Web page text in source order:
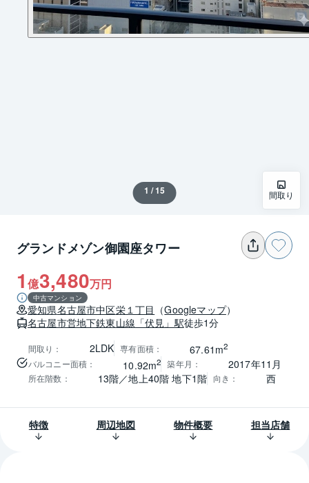
1 / 15 間取り
グランドメゾン御園座タワー
1億3,480万円
中古マンション
愛知県名古屋市中区栄１丁目 （Googleマップ）
名古屋市営地下鉄東山線 「伏見」駅徒歩1分
間取り ： 2LDK 専有面積： 67.61m2
バルコニー面積 ： 10.92m2 築年月 ： 2017年11月
所在階数 ： 13階／地上40階 地下1階 向き ： 西
特徴 周辺地図 物件概要 担当店舗